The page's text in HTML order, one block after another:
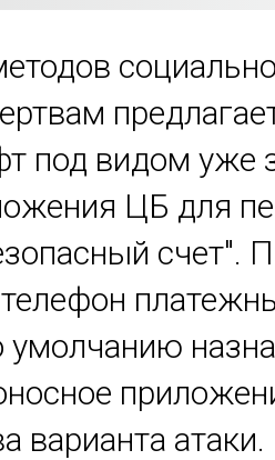
под видом уже
ЦБ для
счет".
телефон
умолчанию
варианта атаки.